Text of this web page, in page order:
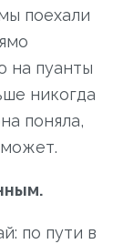
поехали
на пуанты
никогда
поняла,
по пути в